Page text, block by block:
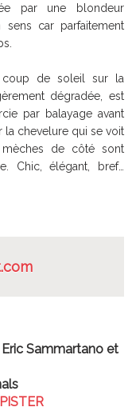
par une blondeur
car parfaitement
coup de soleil sur la
dégradée, est
par balayage avant
la chevelure qui se voit
mèches de côté sont
Chic, élégant, bref…
Sammartano et